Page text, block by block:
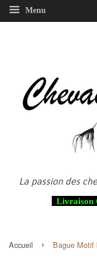
Menu
La passion des
Livraison
Accueil › Bague Motif